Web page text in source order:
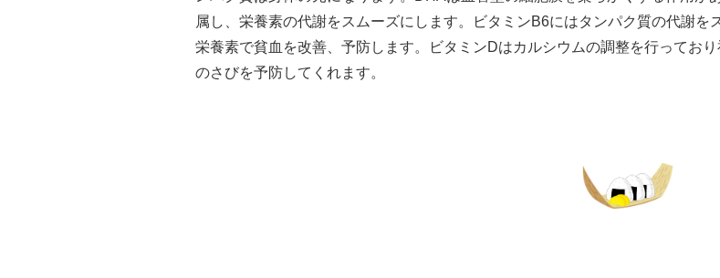
属し、栄養素の代謝をスムーズにします。ビタミンB6にはタンパク質の代謝
栄養素で貧血を改善、予防します。ビタミンDはカルシウムの調整を行ってお
のさびを予防してくれます。